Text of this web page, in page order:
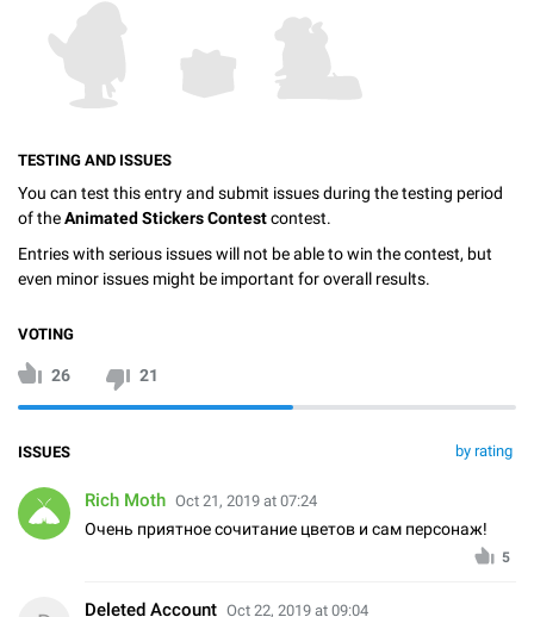
TESTING AND ISSUES
You can test this entry and submit issues during the testing period
of theAnimated Stickers Contestcontest.
Entries with serious issues will not be able to win the contest, but
even minor issues might be important for overall results.
VOTING
26 21
by rating
ISSUES
Rich Moth Oct 21, 2019 at 07:24
Очень приятное сочитание цветов и сам персонаж!
5
Deleted Account Oct 22, 2019 at 09:04